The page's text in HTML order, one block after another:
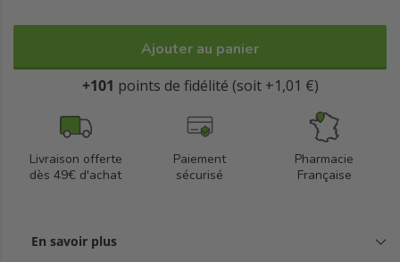
Ajouter au panier
+101 points de fidélité (soit +1,01 €)
Livraison offerte
dès 49€ d'achat
Paiement
sécurisé
Pharmacie
Française
En savoir plus